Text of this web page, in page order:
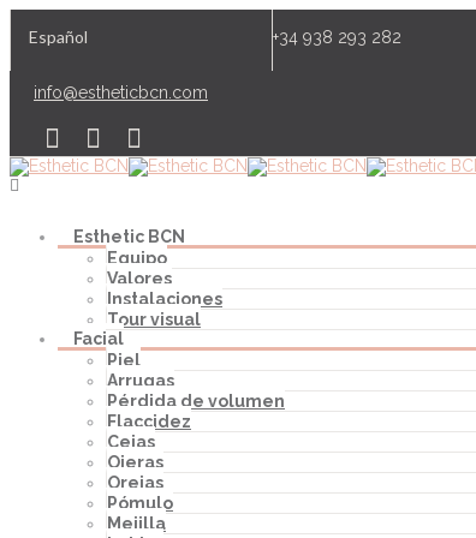
Español +34 938 293 282
info@estheticbcn.com
Esthetic BCN
Equipo
Valores
Instalaciones
Tour visual
Facial
Piel
Arrugas
Pérdida de volumen
Flaccidez
Cejas
Ojeras
Orejas
Pómulo
Mejilla